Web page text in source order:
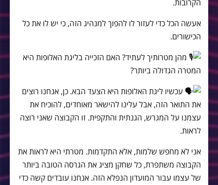
הקרובות.
אעשה הכל כדי לעזור לו להפוך למנהיג הזה, כי יש לו את כל
הכישורים.
מהן מטרותיך לעתיד? האם הזכייה בליגת האלופות היא
המטרה הגדולה ביותר?
עכשיו ליגת האלופות היא הצעד הבא. כן, אנחנו רוצים
את התואר הזה, אבל עלינו להישאר מאוחדים, להוכיח את
עצמנו על המגרש, הגנתית והתקפית. זו הקבוצה שאני רוצה
לראות.
אני לא מחפש שלמות, אלא התקדמות. מטרתי היא לראות את
הקבוצה משתפרת, כל שחקן מציג את הגרסה הטובה ביותר
של עצמו עבור המועדון הנפלא הזה. אנחנו עובדים קשה כדי